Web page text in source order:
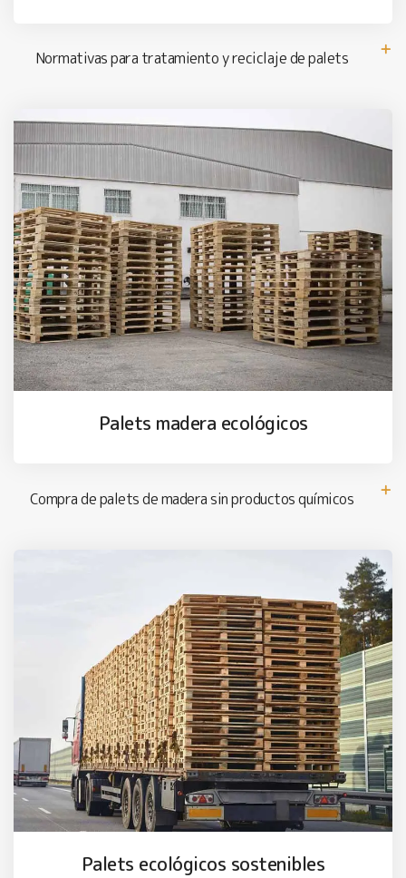
Normativas para tratamiento y reciclaje de palets
Palets madera ecológicos
Compra de palets de madera sin productos químicos
Palets ecológicos sostenibles